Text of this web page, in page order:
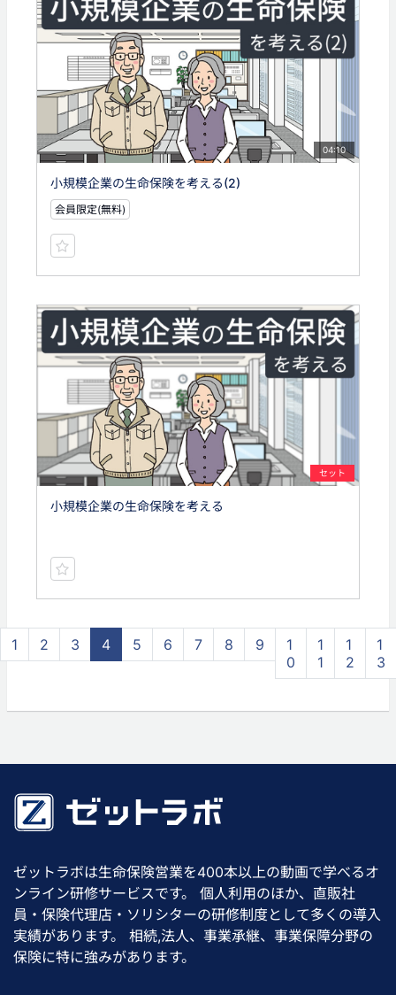
04:10
小規模企業の生命保険を考える(2)
会員限定(無料)
セット
小規模企業の生命保険を考える
1 2 3 4 5 6 7 8 9
1
0
1
1
1
2
1
3
ゼットラボは生命保険営業を400本以上の動画で学べるオ
ンライン研修サービスです。 個人利用のほか、直販社
員・保険代理店・ソリシターの研修制度として多くの導入
実績があります。 相続,法人、事業承継、事業保障分野の
保険に特に強みがあります。